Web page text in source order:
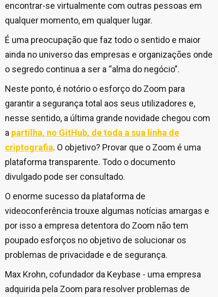
encontrar-se virtualmente com outras pessoas em
qualquer momento, em qualquer lugar.
É uma preocupação que faz todo o sentido e maior
ainda no universo das empresas e organizações onde
o segredo continua a ser a “alma do negócio”.
Neste ponto, é notório o esforço do Zoom para
garantir a segurança total aos seus utilizadores e,
nesse sentido, a última grande novidade chegou com
a partilha, no GitHub, de toda a sua linha de
criptografia. O objetivo? Provar que o Zoom é uma
plataforma transparente. Todo o documento
divulgado pode ser consultado.
O enorme sucesso da plataforma de
videoconferência trouxe algumas notícias amargas e
por isso a empresa detentora do Zoom não tem
poupado esforços no objetivo de solucionar os
problemas de privacidade e de segurança.
Max Krohn, cofundador da Keybase - uma empresa
adquirida pela Zoom para resolver problemas de